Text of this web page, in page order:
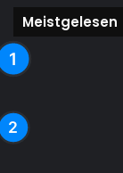
Meistgelesen